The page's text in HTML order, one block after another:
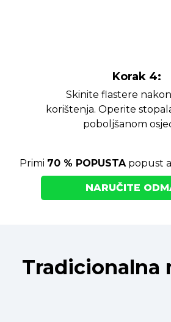
Korak 4:
Skinite flastere
korištenja. Operite
poboljšanom
Primi 70 % POPUSTA popust
NARUČITE
Tradicionalna